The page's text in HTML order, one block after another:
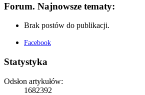
Forum. Najnowsze tematy:
Brak postów do publikacji.
Facebook
Statystyka
Odsłon artykułów:
1682392